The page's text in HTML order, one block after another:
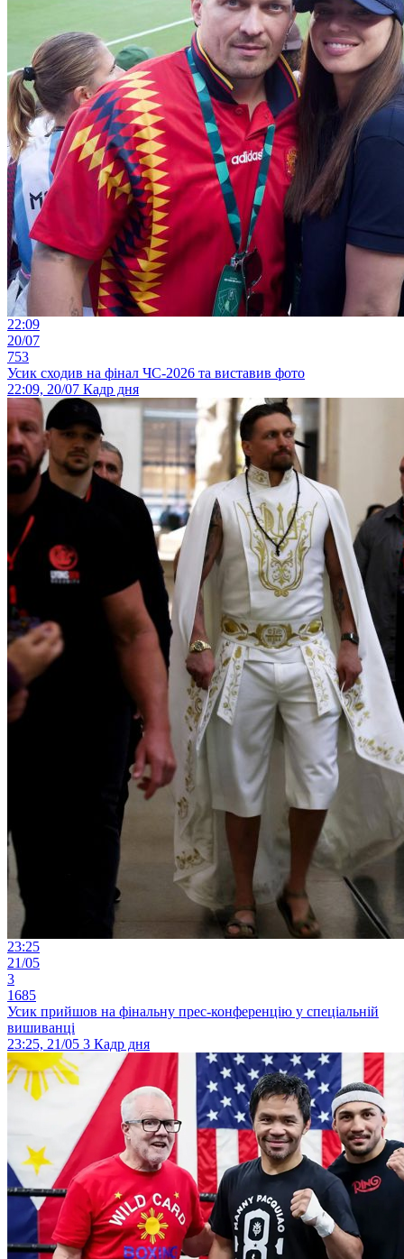
22:09
20/07
753
Усик сходив на фінал ЧС-2026 та виставив фото
22:09, 20/07 Кадр дня
23:25
21/05
3
1685
Усик прийшов на фінальну прес-конференцію у спеціальній
вишиванці
23:25, 21/05 3 Кадр дня